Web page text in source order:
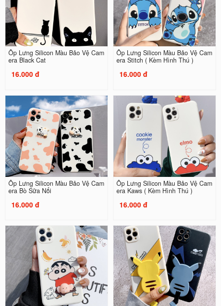
Ốp Lưng Silicon Màu Bảo Vệ Cam
era Black Cat
16.000 đ
Ốp Lưng Silicon Màu Bảo Vệ Cam
era Stitch ( Kèm Hình Thú )
16.000 đ
Ốp Lưng Silicon Màu Bảo Vệ Cam
era Bò Sữa Nổi
16.000 đ
Ốp Lưng Silicon Màu Bảo Vệ Cam
era Kaws ( Kèm Hình Thú )
16.000 đ